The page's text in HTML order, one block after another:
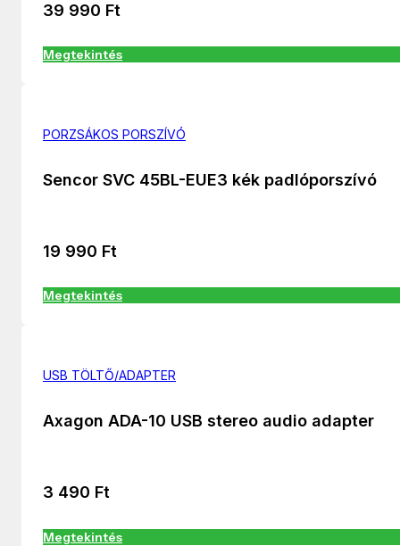
39 990 Ft
Megtekintés
PORZSÁKOS PORSZÍVÓ
Sencor SVC 45BL-EUE3 kék padlóporszívó
19 990 Ft
Megtekintés
USB TÖLTŐ/ADAPTER
Axagon ADA-10 USB stereo audio adapter
3 490 Ft
Megtekintés